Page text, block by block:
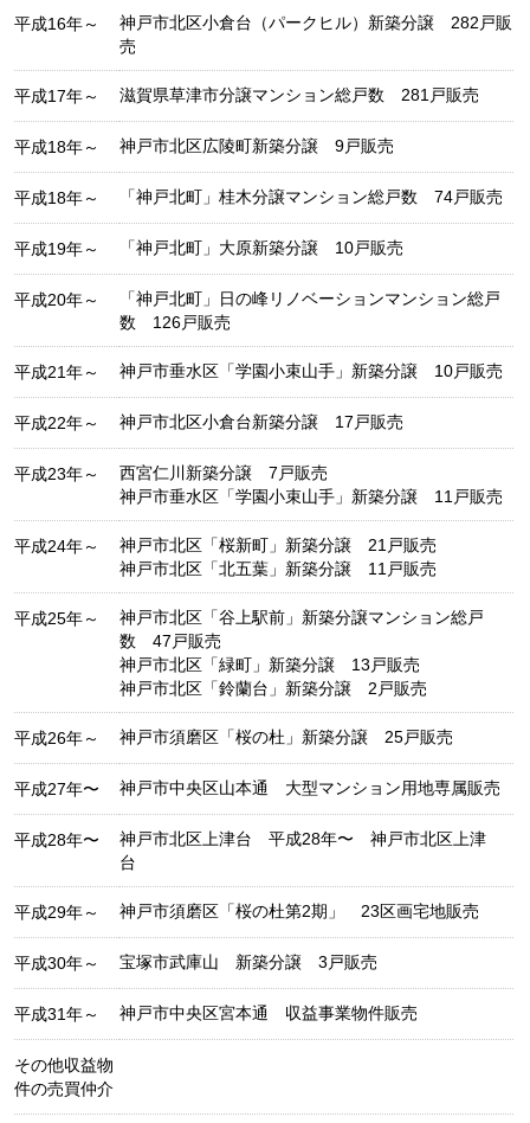
平成16年～
神戸市北区小倉台（パークヒル）新築分譲 282戸販
売
平成17年～ 滋賀県草津市分譲マンション総戸数 281戸販売
平成18年～ 神戸市北区広陵町新築分譲 9戸販売
平成18年～ 「神戸北町」桂木分譲マンション総戸数 74戸販売
平成19年～ 「神戸北町」大原新築分譲 10戸販売
平成20年～
「神戸北町」日の峰リノベーションマンション総戸
数 126戸販売
平成21年～ 神戸市垂水区「学園小束山手」新築分譲 10戸販売
平成22年～ 神戸市北区小倉台新築分譲 17戸販売
平成23年～
西宮仁川新築分譲 7戸販売
神戸市垂水区「学園小束山手」新築分譲 11戸販売
平成24年～
神戸市北区「桜新町」新築分譲 21戸販売
神戸市北区「北五葉」新築分譲 11戸販売
平成25年～
神戸市北区「谷上駅前」新築分譲マンション総戸
数 47戸販売
神戸市北区「緑町」新築分譲 13戸販売
神戸市北区「鈴蘭台」新築分譲 2戸販売
平成26年～ 神戸市須磨区「桜の杜」新築分譲 25戸販売
平成27年〜 神戸市中央区山本通 大型マンション用地専属販売
平成28年〜
神戸市北区上津台 平成28年〜 神戸市北区上津
台
平成29年～ 神戸市須磨区「桜の杜第2期」 23区画宅地販売
平成30年～ 宝塚市武庫山 新築分譲 3戸販売
平成31年～ 神戸市中央区宮本通 収益事業物件販売
その他収益物
件の売買仲介